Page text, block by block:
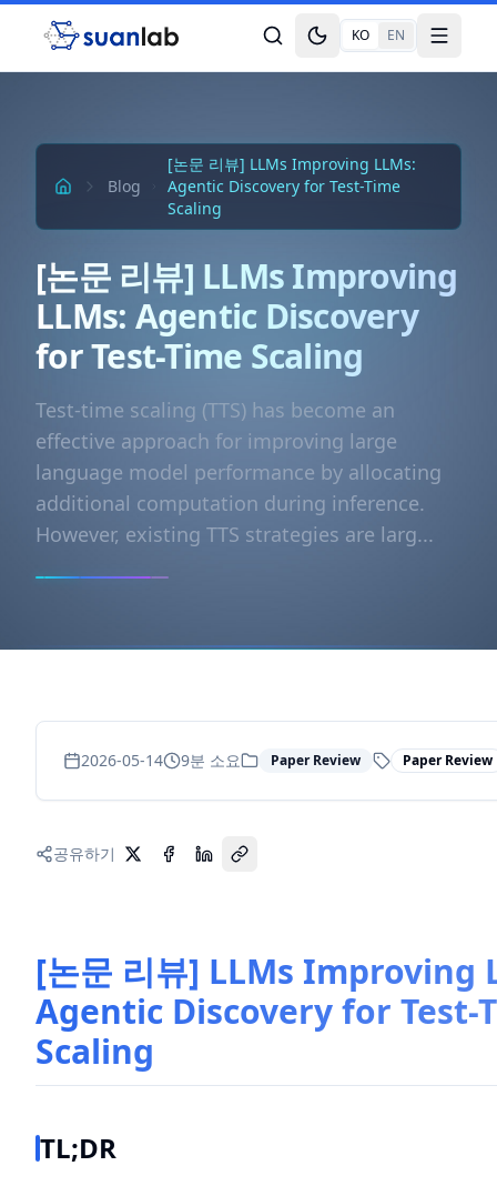
본문으로 건너뛰기
Toggle theme
KO EN Toggle
Blog
[논문 리뷰] LLMs Improving LLMs:
Agentic Discovery for Test-Time
Scaling
[논문 리뷰] LLMs Improving
LLMs: Agentic Discovery
for Test-Time Scaling
Test-time scaling (TTS) has become an
effective approach for improving large
language model performance by allocating
additional computation during inference.
However, existing TTS strategies are larg...
2026-05-14 9분 소요 Paper Review Paper Review
공유하기
[논문 리뷰] LLMs Improving
Agentic Discovery for Test-
Scaling
TL;DR